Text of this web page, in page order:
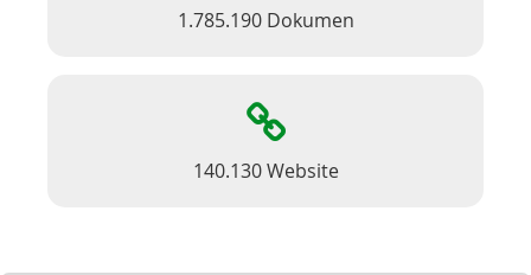
1.785.190 Dokumen
140.130 Website